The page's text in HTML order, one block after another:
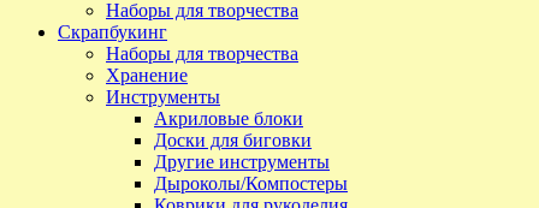
Наборы для творчества
Скрапбукинг
Наборы для творчества
Хранение
Инструменты
Акриловые блоки
Доски для биговки
Другие инструменты
Дыроколы/Компостеры